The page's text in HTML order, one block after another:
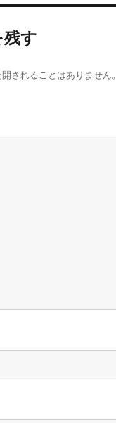
す
されることはありません。